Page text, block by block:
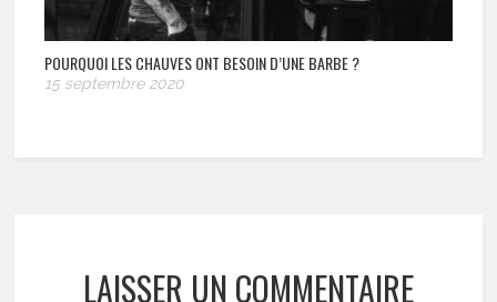
POURQUOI LES CHAUVES ONT BESOIN D’UNE BARBE ?
15 septembre 2020
LAISSER UN COMMENTAIRE